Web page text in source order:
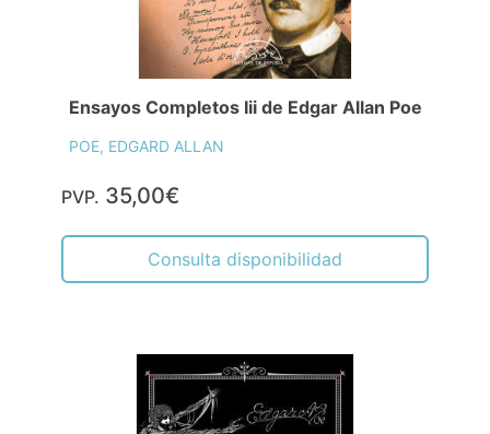
Ensayos Completos Iii de Edgar Allan Poe
POE, EDGARD ALLAN
PVP. 35,00€
Consulta disponibilidad